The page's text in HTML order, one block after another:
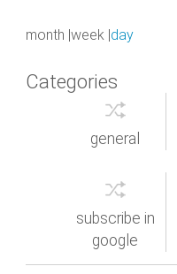
month week day
Categories
general
subscribe in
google